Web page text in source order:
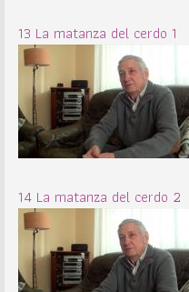
13 La matanza del cerdo 1
14 La matanza del cerdo 2